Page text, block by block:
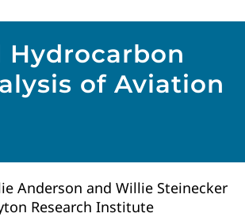
Hydrocarbon
of Aviation
Anderson and Willie Steinecker
Research Institute